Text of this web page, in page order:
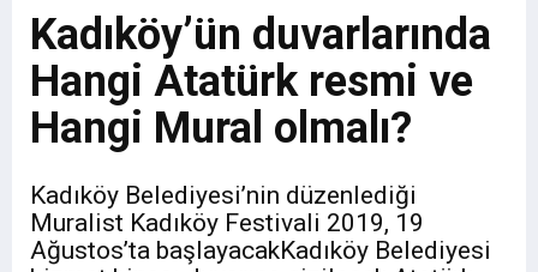
Kadıköy’ün duvarlarında
Hangi Atatürk resmi ve
Hangi Mural olmalı?
Kadıköy Belediyesi’nin düzenlediği
Muralist Kadıköy Festivali 2019, 19
Ağustos’ta başlayacakKadıköy Belediyesi